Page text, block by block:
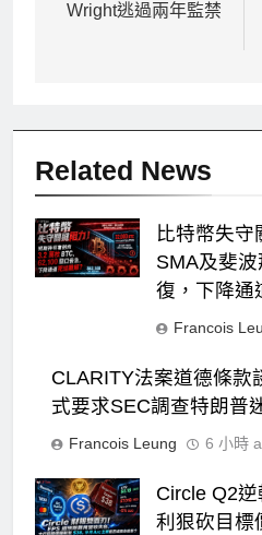
Wright逃過兩年監禁
Related News
比特幣失守
SMA及斐
復，下降通
Francois
CLARITY法案道德條款
式要求SEC調查特朗普
Francois Leung 6 小時
Circle Q2
利狠砍目標